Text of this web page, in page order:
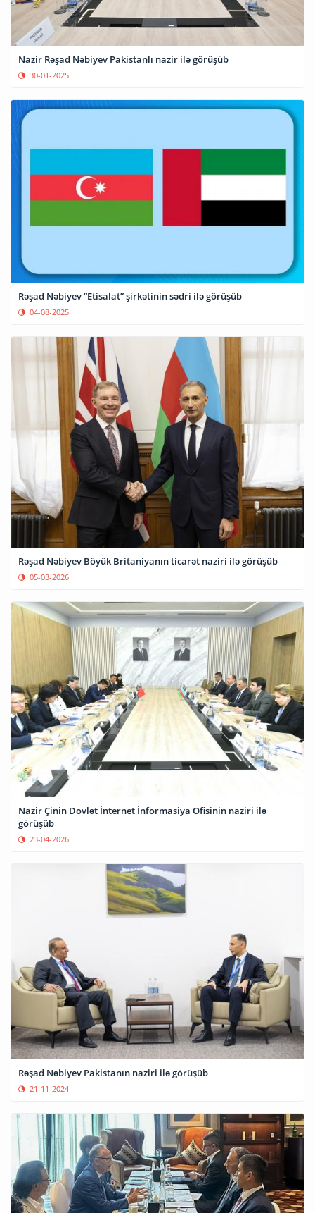
Nazir Rəşad Nəbiyev Pakistanlı nazir ilə görüşüb
30-01-2025
Rəşad Nəbiyev “Etisalat” şirkətinin sədri ilə görüşüb
04-08-2025
Rəşad Nəbiyev Böyük Britaniyanın ticarət naziri ilə görüşüb
05-03-2026
Nazir Çinin Dövlət İnternet İnformasiya Ofisinin naziri ilə
görüşüb
23-04-2026
Rəşad Nəbiyev Pakistanın naziri ilə görüşüb
21-11-2024